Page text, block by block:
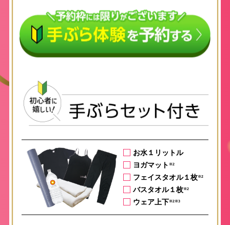
お水１リットル
ヨガマット ※2
フェイスタオル１枚※2
バスタオル１枚※2
ウェア上下※2※3